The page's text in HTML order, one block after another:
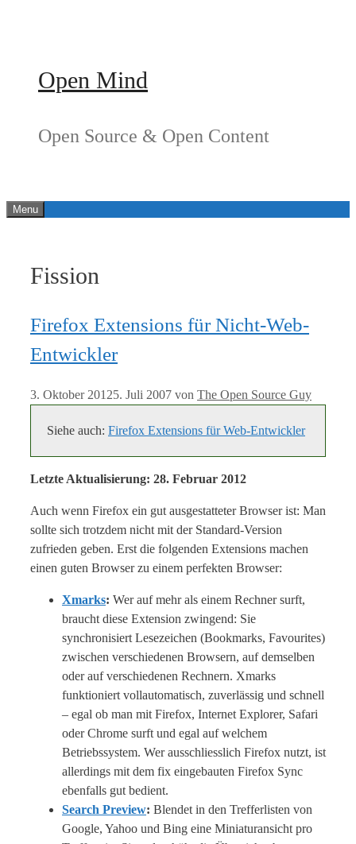
Open Mind
Open Source & Open Content
Menu
Fission
Firefox Extensions für Nicht-Web-
Entwickler
3. Oktober 20125. Juli 2007 von The Open Source Guy
Siehe auch: Firefox Extensions für Web-Entwickler
Letzte Aktualisierung: 28. Februar 2012
Auch wenn Firefox ein gut ausgestatteter Browser ist: Man
sollte sich trotzdem nicht mit der Standard-Version
zufrieden geben. Erst die folgenden Extensions machen
einen guten Browser zu einem perfekten Browser:
Xmarks: Wer auf mehr als einem Rechner surft,
braucht diese Extension zwingend: Sie
synchronisiert Lesezeichen (Bookmarks, Favourites)
zwischen verschiedenen Browsern, auf demselben
oder auf verschiedenen Rechnern. Xmarks
funktioniert vollautomatisch, zuverlässig und schnell
– egal ob man mit Firefox, Internet Explorer, Safari
oder Chrome surft und egal auf welchem
Betriebssystem. Wer ausschliesslich Firefox nutzt, ist
allerdings mit dem fix eingebauten Firefox Sync
ebenfalls gut bedient.
Search Preview: Blendet in den Trefferlisten von
Google, Yahoo und Bing eine Miniaturansicht pro